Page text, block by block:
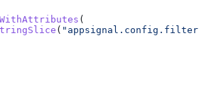
(
(